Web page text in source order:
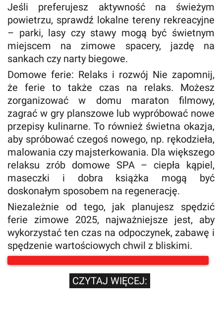
Jeśli preferujesz aktywność na świeżym
powietrzu, sprawdź lokalne tereny rekreacyjne
– parki, lasy czy stawy mogą być świetnym
miejscem na zimowe spacery, jazdę na
sankach czy narty biegowe.
Domowe ferie: Relaks i rozwój Nie zapomnij,
że ferie to także czas na relaks. Możesz
zorganizować w domu maraton filmowy,
zagrać w gry planszowe lub wypróbować nowe
przepisy kulinarne. To również świetna okazja,
aby spróbować czegoś nowego, np. rękodzieła,
malowania czy majsterkowania. Dla większego
relaksu zrób domowe SPA – ciepła kąpiel,
maseczki i dobra książka mogą być
doskonałym sposobem na regenerację.
Niezależnie od tego, jak planujesz spędzić
ferie zimowe 2025, najważniejsze jest, aby
wykorzystać ten czas na odpoczynek, zabawę i
spędzenie wartościowych chwil z bliskimi.
CZYTAJ WIĘCEJ: